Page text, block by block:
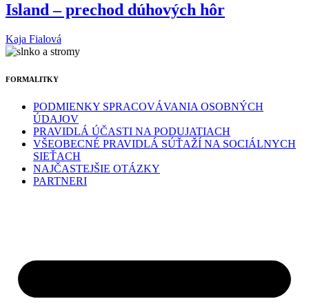
Island – prechod dúhových hôr
Kaja Fialová
FORMALITKY
PODMIENKY SPRACOVÁVANIA OSOBNÝCH
ÚDAJOV
PRAVIDLÁ ÚČASTI NA PODUJATIACH
VŠEOBECNÉ PRAVIDLÁ SÚŤAŽÍ NA SOCIÁLNYCH
SIEŤACH
NAJČASTEJŠIE OTÁZKY
PARTNERI